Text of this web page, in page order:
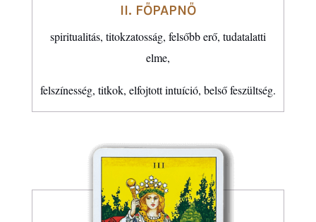
II. FŐPAPNŐ
spiritualitás, titokzatosság, felsőbb erő, tudatalatti
elme,
felszínesség, titkok, elfojtott intuíció, belső feszültség.